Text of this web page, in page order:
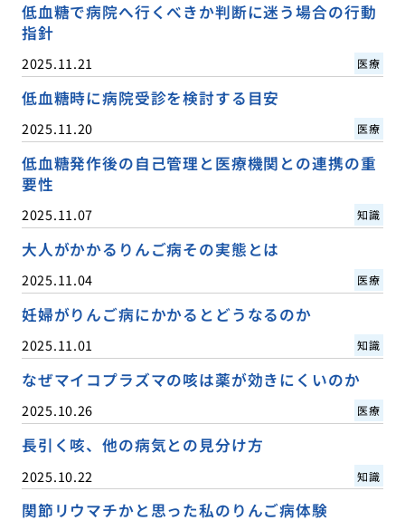
低血糖で病院へ行くべきか判断に迷う場合の行動
指針
2025.11.21 医療
低血糖時に病院受診を検討する目安
2025.11.20 医療
低血糖発作後の自己管理と医療機関との連携の重
要性
2025.11.07 知識
大人がかかるりんご病その実態とは
2025.11.04 医療
妊婦がりんご病にかかるとどうなるのか
2025.11.01 知識
なぜマイコプラズマの咳は薬が効きにくいのか
2025.10.26 医療
長引く咳、他の病気との見分け方
2025.10.22 知識
関節リウマチかと思った私のりんご病体験